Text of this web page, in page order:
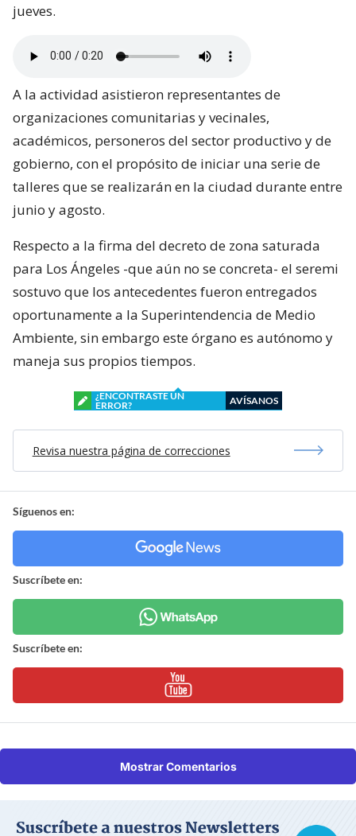
jueves.
A la actividad asistieron representantes de
organizaciones comunitarias y vecinales,
académicos, personeros del sector productivo y de
gobierno, con el propósito de iniciar una serie de
talleres que se realizarán en la ciudad durante entre
junio y agosto.
Respecto a la firma del decreto de zona saturada
para Los Ángeles -que aún no se concreta- el seremi
sostuvo que los antecedentes fueron entregados
oportunamente a la Superintendencia de Medio
Ambiente, sin embargo este órgano es autónomo y
maneja sus propios tiempos.
¿ENCONTRASTE UN
ERROR?
AVÍSANOS
Revisa nuestra página de correcciones
Síguenos en:
Suscríbete en:
Suscríbete en:
Mostrar Comentarios